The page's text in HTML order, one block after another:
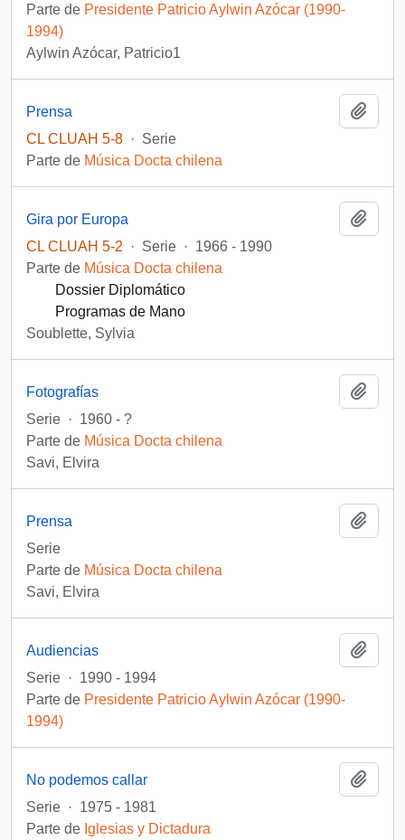
Parte de Presidente Patricio Aylwin Azócar (1990-
1994)
Aylwin Azócar, Patricio1
Prensa
CL CLUAH 5-8 · Serie
Parte de Música Docta chilena
Gira por Europa
CL CLUAH 5-2
· Serie · 1966 - 1990
Parte de Música Docta chilena
Dossier Diplomático
Programas de Mano
Soublette, Sylvia
Fotografías
Serie · 1960 - ?
Parte de Música Docta chilena
Savi, Elvira
Prensa
Serie
Parte de Música Docta chilena
Savi, Elvira
Audiencias
Serie · 1990 - 1994
Parte de Presidente Patricio Aylwin Azócar (1990-
1994)
No podemos callar
Serie · 1975 - 1981
Parte de Iglesias y Dictadura